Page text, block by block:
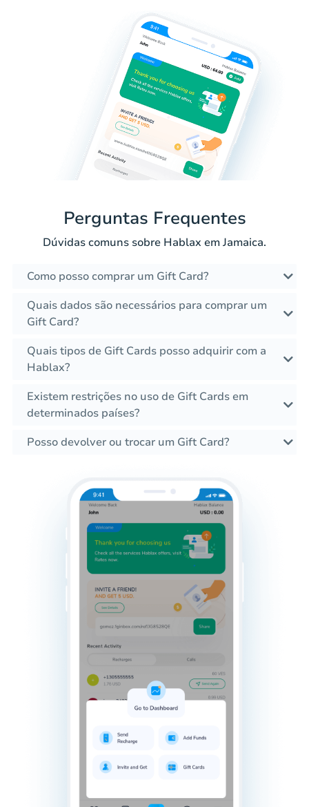
Perguntas Frequentes
Dúvidas comuns sobre Hablax em Jamaica.
Como posso comprar um Gift Card?
Quais dados são necessários para comprar um
Gift Card?
Quais tipos de Gift Cards posso adquirir com a
Hablax?
Existem restrições no uso de Gift Cards em
determinados países?
Posso devolver ou trocar um Gift Card?